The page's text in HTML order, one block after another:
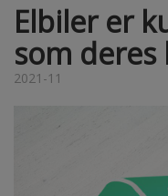
Elbiler er
som
2021-11